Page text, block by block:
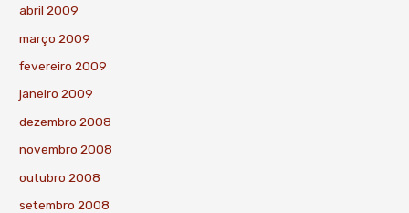
abril 2009
março 2009
fevereiro 2009
janeiro 2009
dezembro 2008
novembro 2008
outubro 2008
setembro 2008